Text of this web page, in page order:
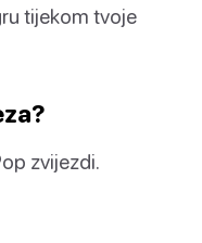
​​tijekom tvoje
zvijezdi.